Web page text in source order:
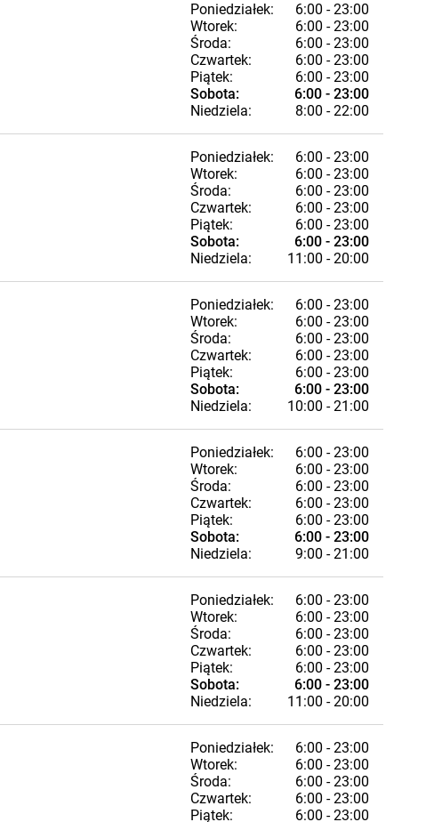
Poniedziałek:
6:00 - 23:00
Wtorek:
6:00 - 23:00
Środa:
6:00 - 23:00
Czwartek:
6:00 - 23:00
Piątek:
6:00 - 23:00
Sobota:
6:00 - 23:00
Niedziela:
8:00 - 22:00
Poniedziałek:
6:00 - 23:00
Wtorek:
6:00 - 23:00
Środa:
6:00 - 23:00
Czwartek:
6:00 - 23:00
Piątek:
6:00 - 23:00
Sobota:
6:00 - 23:00
Niedziela:
11:00 - 20:00
Poniedziałek:
6:00 - 23:00
Wtorek:
6:00 - 23:00
Środa:
6:00 - 23:00
Czwartek:
6:00 - 23:00
Piątek:
6:00 - 23:00
Sobota:
6:00 - 23:00
Niedziela:
10:00 - 21:00
Poniedziałek:
6:00 - 23:00
Wtorek:
6:00 - 23:00
Środa:
6:00 - 23:00
Czwartek:
6:00 - 23:00
Piątek:
6:00 - 23:00
Sobota:
6:00 - 23:00
Niedziela:
9:00 - 21:00
Poniedziałek:
6:00 - 23:00
Wtorek:
6:00 - 23:00
Środa:
6:00 - 23:00
Czwartek:
6:00 - 23:00
Piątek:
6:00 - 23:00
Sobota:
6:00 - 23:00
Niedziela:
11:00 - 20:00
Poniedziałek:
6:00 - 23:00
Wtorek:
6:00 - 23:00
Środa:
6:00 - 23:00
Czwartek:
6:00 - 23:00
Piątek:
6:00 - 23:00